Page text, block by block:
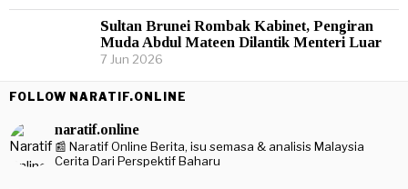
Sultan Brunei Rombak Kabinet, Pengiran
Muda Abdul Mateen Dilantik Menteri Luar
7 Jun 2026
FOLLOW NARATIF.ONLINE
naratif.online
📰 Naratif Online Berita, isu semasa & analisis Malaysia
Cerita Dari Perspektif Baharu